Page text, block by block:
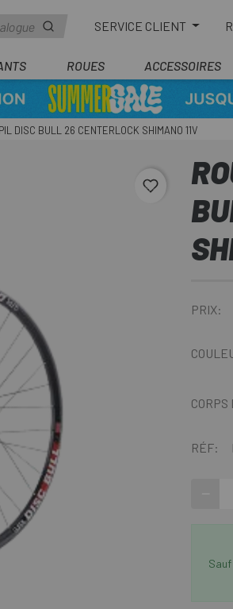
SERVICE CLIENT
ROUES ACCESSOIRES
DISC BULL 26 CENTERLOCK SHIMANO 11V
PRIX:
RÉF: